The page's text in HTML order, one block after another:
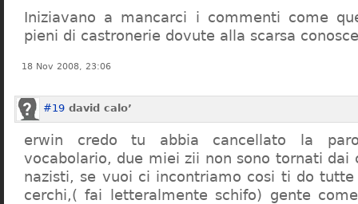
Iniziavano a mancarci i commenti come
pieni di castronerie dovute alla scarsa
18 Nov 2008, 23:06
#19 david calo’
erwin credo tu abbia cancellato la
vocabolario, due miei zii non sono tornati dai
nazisti, se vuoi ci incontriamo cosi ti do tutte
cerchi,( fai letteralmente schifo) gente